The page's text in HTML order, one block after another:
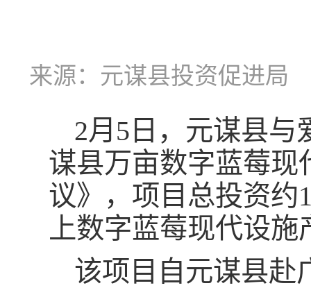
来源：元谋县投资促进
2月5日，元谋县与
谋县万亩数字蓝莓现
议》，项目总投资约
上数字蓝莓现代设施
该项目自元谋县赴